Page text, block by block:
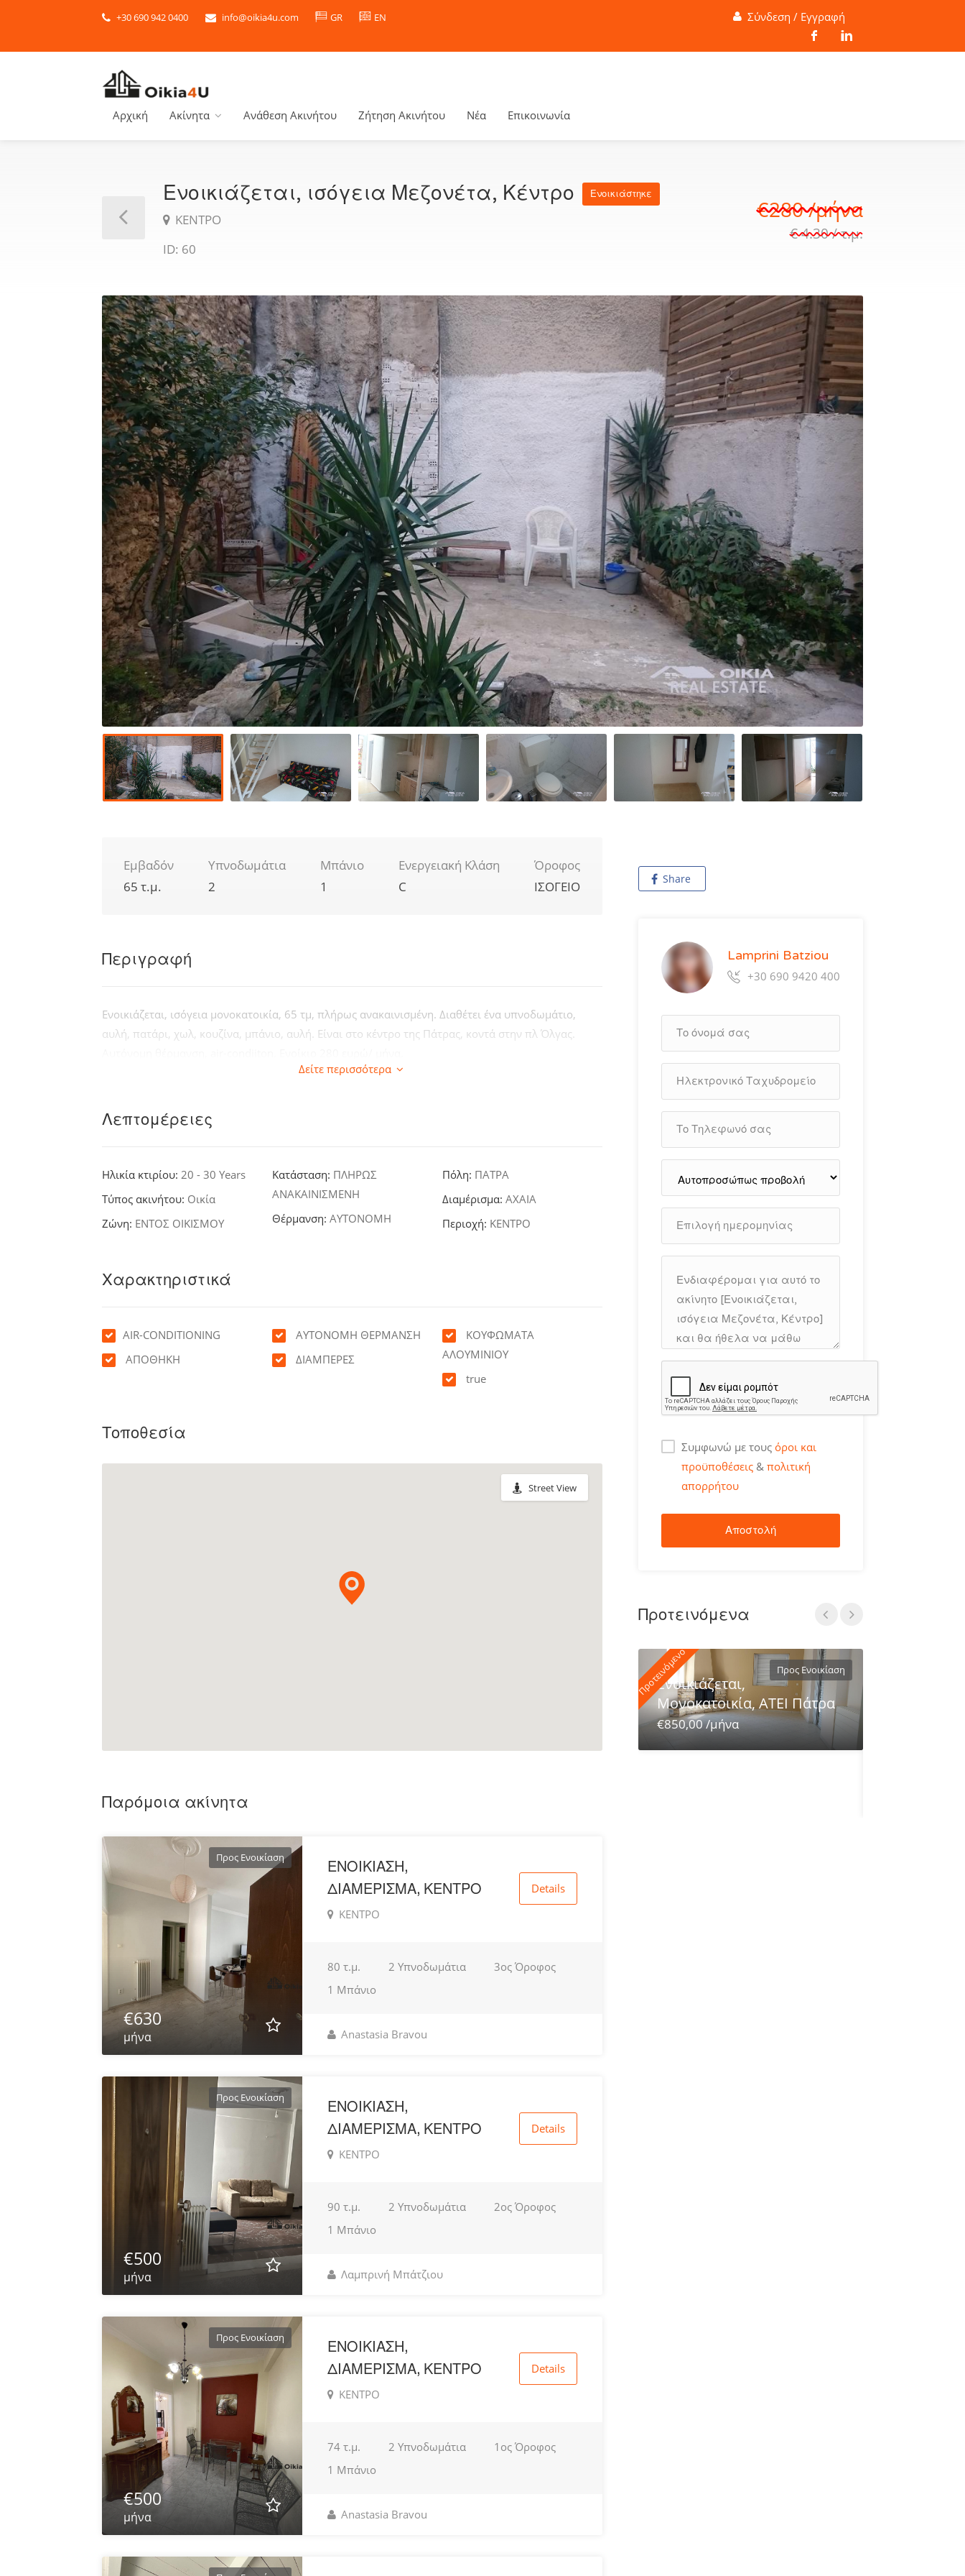
+30 690 942 0400 info@oikia4u.com GR EN Σύνδεση / Εγγραφή
Αρχική Ακίνητα Ανάθεση Ακινήτου Ζήτηση Ακινήτου Νέα Επικοινωνία
Ενοικιάζεται, ισόγεια Μεζονέτα, Κέντρο Ενοικιάστηκε
ΚΕΝΤΡΟ
ID: 60
€280 /μήνα
€ 4.30 / τ.μ.
Εμβαδόν
65 τ.μ.
Υπνοδωμάτια
2
Μπάνιο
1
Ενεργειακή Κλάση
C
Όροφος
ΙΣΟΓΕΙΟ
Περιγραφή
Ενοικιάζεται, ισόγεια μονοκατοικία, 65 τμ, πλήρως ανακαινισμένη. Διαθέτει ένα υπνοδωμάτιο,
αυλή, πατάρι, χωλ, κουζίνα, μπάνιο, αυλή. Είναι στο κέντρο της Πάτρας, κοντά στην πλ Όλγας.
Δείτε περισσότερα
Λεπτομέρειες
Ηλικία κτιρίου: 20 - 30 Years
Τύπος ακινήτου: Οικία
Ζώνη: ΕΝΤΟΣ ΟΙΚΙΣΜΟΥ
Κατάσταση: ΠΛΗΡΩΣ
ΑΝΑΚΑΙΝΙΣΜΕΝΗ
Θέρμανση:ΑΥΤΟΝΟΜΗ
Πόλη: ΠΑΤΡΑ
Διαμέρισμα:ΑΧΑΙΑ
Περιοχή: ΚΕΝΤΡΟ
Χαρακτηριστικά
AIR-CONDITIONING
ΑΠΟΘΗΚΗ
ΑΥΤΟΝΟΜΗ ΘΕΡΜΑΝΣΗ
ΔΙΑΜΠΕΡΕΣ
ΚΟΥΦΩΜΑΤΑ
ΑΛΟΥΜΙΝΙΟΥ
true
Τοποθεσία
Street View
Παρόμοια ακίνητα
Προς Ενοικίαση
€630
μήνα
ΕΝΟΙΚΙΑΣΗ,
ΔΙΑΜΕΡΙΣΜΑ, ΚΕΝΤΡΟ
ΚΕΝΤΡΟ
Details
80 τ.μ. 2 Υπνοδωμάτια
3ος Όροφος
1 Μπάνιο
Anastasia Bravou
Προς Ενοικίαση
€500
μήνα
ΕΝΟΙΚΙΑΣΗ,
ΔΙΑΜΕΡΙΣΜΑ, ΚΕΝΤΡΟ
ΚΕΝΤΡΟ
Details
90 τ.μ. 2 Υπνοδωμάτια
2ος Όροφος
1 Μπάνιο
Λαμπρινή Μπάτζιου
Προς Ενοικίαση
€500
μήνα
ΕΝΟΙΚΙΑΣΗ,
ΔΙΑΜΕΡΙΣΜΑ, ΚΕΝΤΡΟ
ΚΕΝΤΡΟ
Details
74 τ.μ. 2 Υπνοδωμάτια
1ος Όροφος
1 Μπάνιο
Anastasia Bravou
Share
Lamprini Batziou
+30 690 9420 400
Συμφωνώ με τους όροι και
προϋποθέσεις& πολιτική
απορρήτου
Αποστολή
Προτεινόμενα
Προτεινόμενο Προς Ενοικίαση
Ενοικιάζεται,
Μονοκατοικία, ΑΤΕΙ Πάτρα
€850,00 /μήνα